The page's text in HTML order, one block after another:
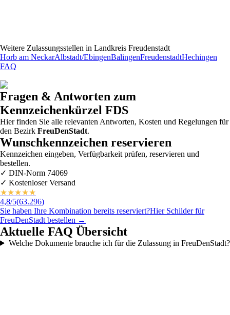
Weitere Zulassungsstellen in Landkreis Freudenstadt
Horb am NeckarAlbstadt/EbingenBalingenFreudenstadtHechingen
FAQ
Fragen & Antworten zum
Kennzeichenkürzel FDS
Hier finden Sie alle relevanten Antworten, Kosten und Regelungen für
den Bezirk FreuDenStadt.
Wunschkennzeichen reservieren
Kennzeichen eingeben, Verfügbarkeit prüfen, reservieren und
bestellen.
✓ DIN-Norm 74069
✓ Kostenloser Versand
★★★★★
4,8/5(63.296)
Sie haben Ihre Kombination bereits reserviert?Hier Schilder für
FreuDenStadt bestellen →
Aktuelle FAQ Übersicht
Welche Dokumente brauche ich für die Zulassung in FreuDenStadt?